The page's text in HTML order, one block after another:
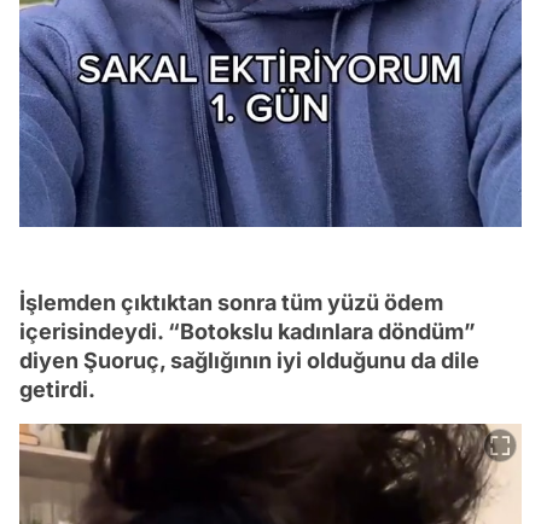
İşlemden çıktıktan sonra tüm yüzü ödem
içerisindeydi. “Botokslu kadınlara döndüm”
diyen Şuoruç, sağlığının iyi olduğunu da dile
getirdi.